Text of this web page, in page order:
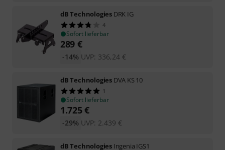
dB Technologies DRK IG
4
Sofort lieferbar
289 €
UVP: 336,24 €
-14%
dB Technologies DVA KS 10
1
Sofort lieferbar
1.725€
UVP: 2.439 €
-29%
dB Technologies Ingenia IGS1